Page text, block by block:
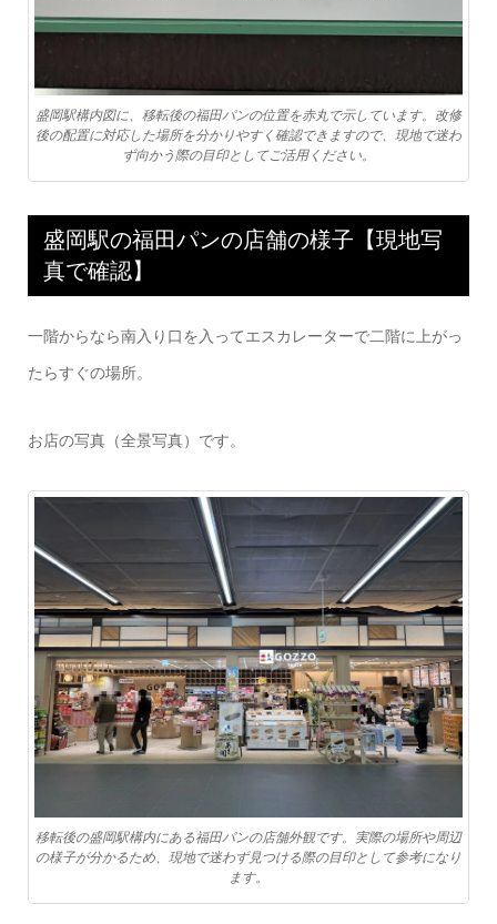
盛岡駅構内図に、移転後の福田パンの位置を赤丸で示しています。改修
後の配置に対応した場所を分かりやすく確認できますので、現地で迷わ
ず向かう際の目印としてご活用ください。
盛岡駅の福田パンの店舗の様子【現地写
真で確認】
一階からなら南入り口を入ってエスカレーターで二階に上がっ
たらすぐの場所。
お店の写真（全景写真）です。
移転後の盛岡駅構内にある福田パンの店舗外観です。実際の場所や周辺
の様子が分かるため、現地で迷わず見つける際の目印として参考になり
ます。